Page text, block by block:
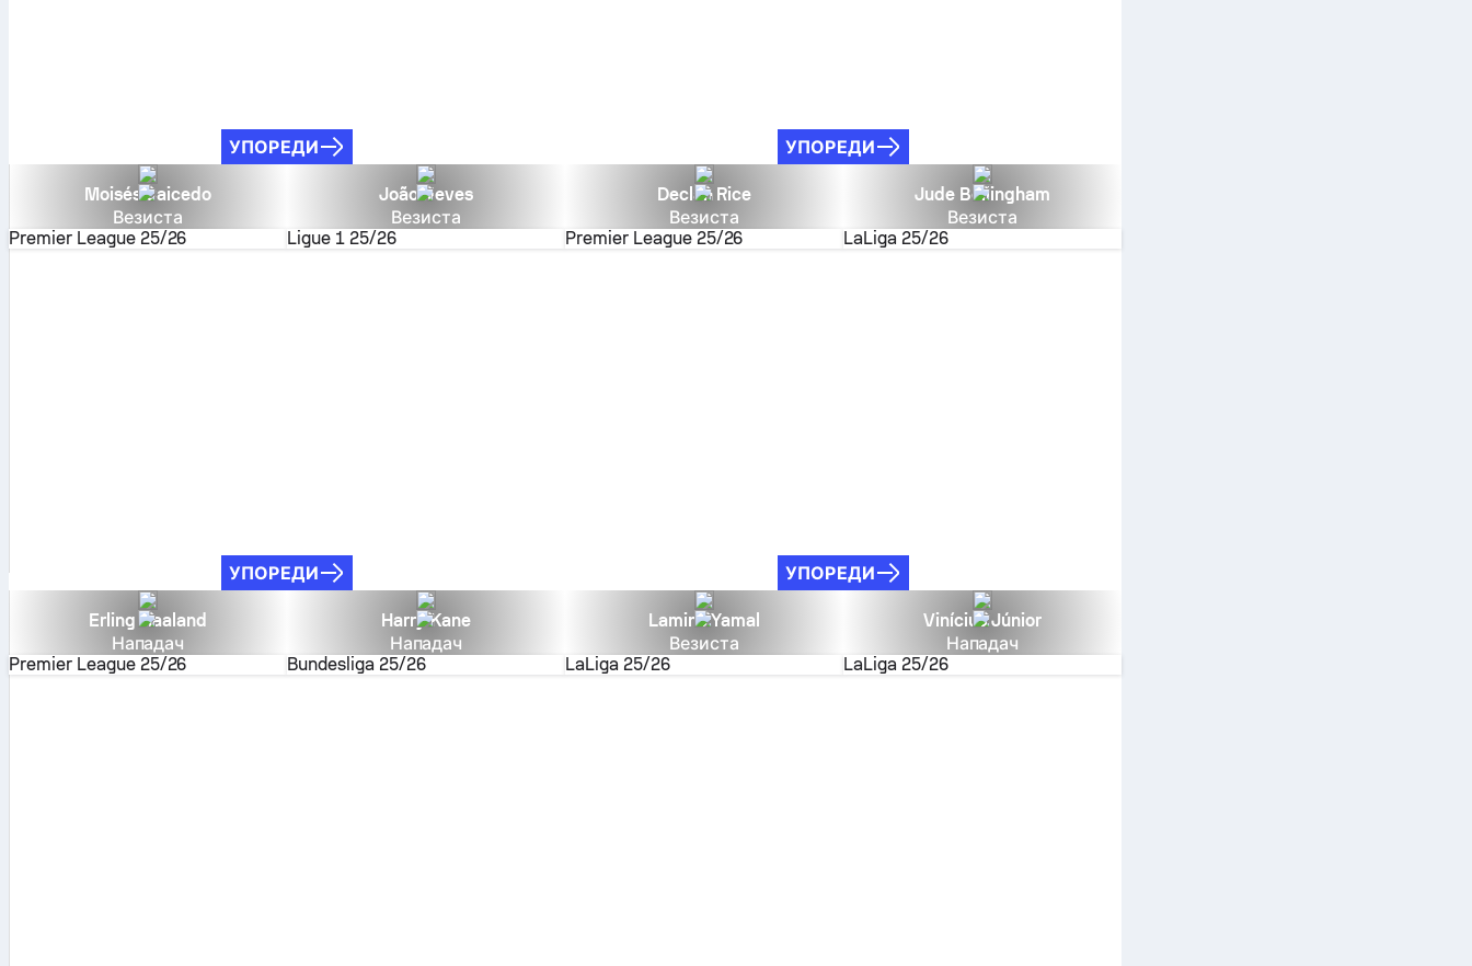
УПОРЕДИ УПОРЕДИ
Moisés Caicedo
Везиста
Premier League 25/26
João Neves
Везиста
Ligue 1 25/26
УПОРЕДИ
Declan Rice
Везиста
Premier League 25/26
Jude Bellingham
Везиста
LaLiga 25/26
УПОРЕДИ
Erling Haaland
Нападач
Premier League 25/26
Harry Kane
Нападач
Bundesliga 25/26
Lamine Yamal
Везиста
LaLiga 25/26
Vinícius Júnior
Нападач
LaLiga 25/26